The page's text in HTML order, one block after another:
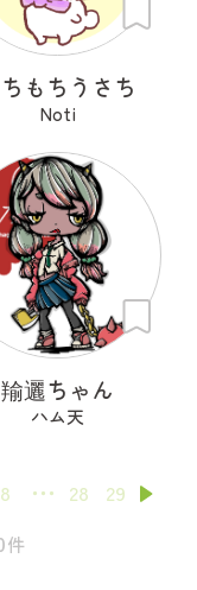
もちうさち
Noti
羭邐ちゃん
ハム天
8 28 29
件